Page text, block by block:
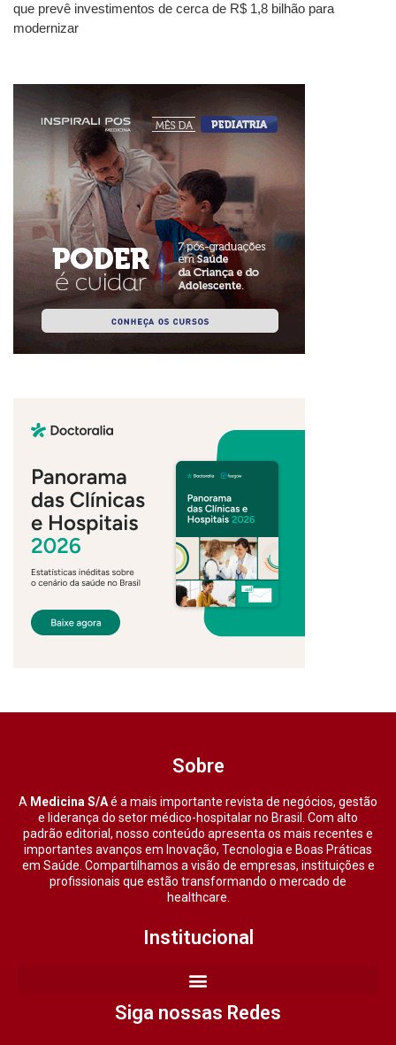
que prevê investimentos de cerca de R$ 1,8 bilhão para
modernizar
Sobre
A Medicina S/Aé a mais importante revista de negócios, gestão
e liderança do setor médico-hospitalar no Brasil. Com alto
padrão editorial, nosso conteúdo apresenta os mais recentes e
importantes avanços em Inovação, Tecnologia e Boas Práticas
em Saúde. Compartilhamos a visão de empresas, instituições e
profissionais que estão transformando o mercado de
healthcare.
Institucional
Siga nossas Redes